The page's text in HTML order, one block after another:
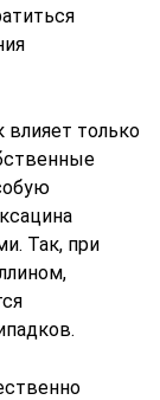
влияет только
Так, при